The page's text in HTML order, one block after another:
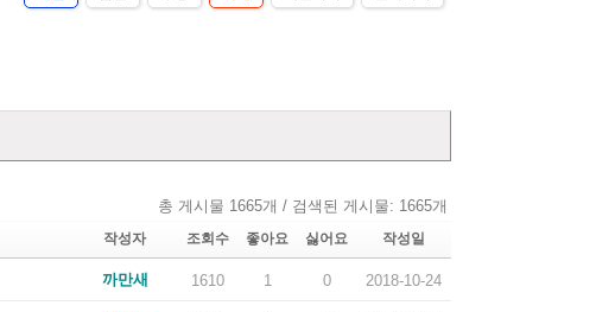
총 게시물 1665개 / 검색된 게시물: 1665개
작성자 조회수 좋아요 싫어요 작성일
까만새 1610 1 0 2018-10-24